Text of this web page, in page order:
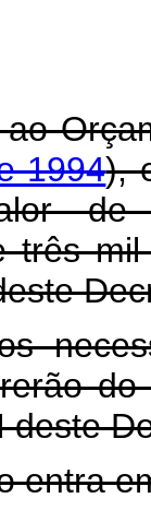
1994),
de
três
deste
entra